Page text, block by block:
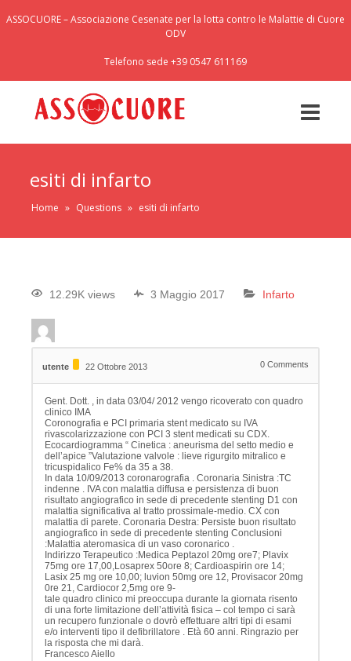
ASSOCUORE – Associazione Cesenate per la lotta contro le Malattie di Cuore
ODV
Telefono sede +39 0547 611169
esiti di infarto
Home » Questions » esiti di infarto
12.29K views 3 Maggio 2017 Infarto
utente 22 Ottobre 2013 0 Comments
Gent. Dott. , in data 03/04/ 2012 vengo ricoverato con quadro
clinico IMA
Coronografia e PCI primaria stent medicato su IVA
rivascolarizzazione con PCI 3 stent medicati su CDX.
Ecocardiogramma “ Cinetica : aneurisma del setto medio e
dell’apice ”Valutazione valvole : lieve rigurgito mitralico e
tricuspidalico Fe% da 35 a 38.
In data 10/09/2013 coronarografia . Coronaria Sinistra :TC
indenne . IVA con malattia diffusa e persistenza di buon
risultato angiografico in sede di precedente stenting D1 con
malattia significativa al tratto prossimale-medio. CX con
malattia di parete. Coronaria Destra: Persiste buon risultato
angiografico in sede di precedente stenting Conclusioni
:Malattia ateromasica di un vaso coronarico .
Indirizzo Terapeutico :Medica Peptazol 20mg ore7; Plavix
75mg ore 17,00,Losaprex 50ore 8; Cardioaspirin ore 14;
Lasix 25 mg ore 10,00; luvion 50mg ore 12, Provisacor 20mg
0re 21, Cardiocor 2,5mg ore 9-
tale quadro clinico mi preoccupa durante la giornata risento
di una forte limitazione dell’attività fisica – col tempo ci sarà
un recupero funzionale o dovrò effettuare altri tipi di esami
e/o interventi tipo il defibrillatore . Età 60 anni. Ringrazio per
la risposta che mi darà.
Francesco Aiello